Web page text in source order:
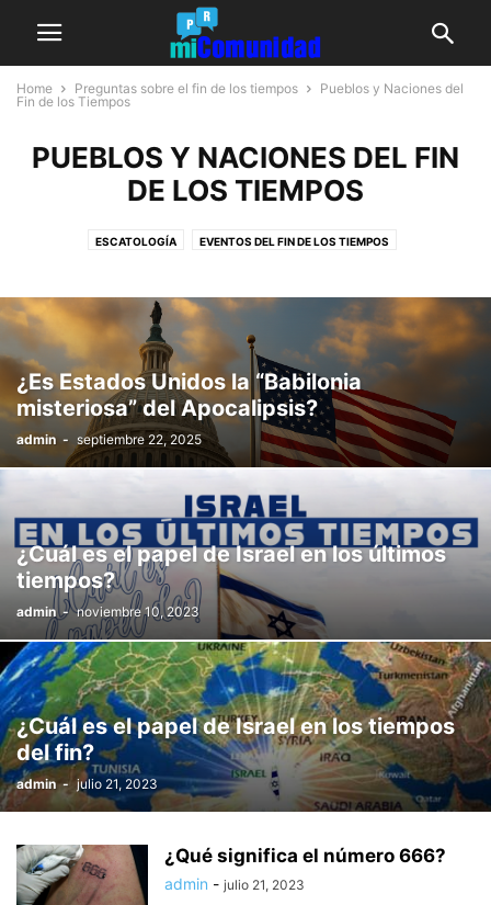
Home Preguntas sobre el fin de los tiempos
Pueblos y Naciones del
Fin de los Tiempos
PUEBLOS Y NACIONES DEL FIN
DE LOS TIEMPOS
ESCATOLOGÍA EVENTOS DEL FIN DE LOS TIEMPOS
¿Es Estados Unidos la “Babilonia
misteriosa” del Apocalipsis?
admin - septiembre 22, 2025
¿Cuál es el papel de Israel en los últimos
tiempos?
admin - noviembre 10, 2023
¿Cuál es el papel de Israel en los tiempos
del fin?
admin - julio 21, 2023
¿Qué significa el número 666?
admin - julio 21, 2023